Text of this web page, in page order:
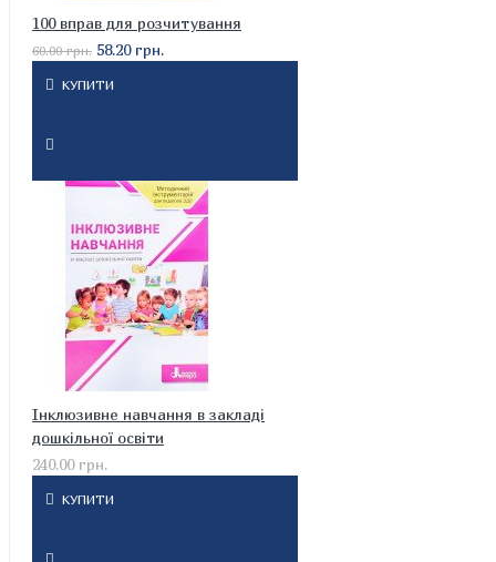
100 вправ для розчитування
60.00 грн. 58.20 грн.
КУПИТИ
Інклюзивне навчання в закладі
дошкільної освіти
240.00 грн.
КУПИТИ